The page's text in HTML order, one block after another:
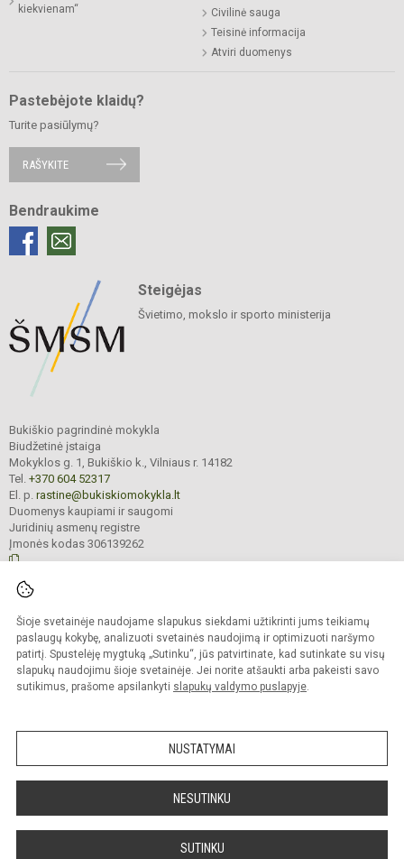
Šioje svetainėje naudojame slapukus siekdami užtikrinti jums teikiamų
paslaugų kokybę, analizuoti svetainės naudojimą ir optimizuoti naršymo
patirtį. Spustelėję mygtuką „Sutinku“, jūs patvirtinate, kad sutinkate su visų
slapukų naudojimu šioje svetainėje. Jei norite atšaukti arba pakeisti savo
sutikimus, prašome apsilankyti slapukų valdymo puslapyje.
NUSTATYMAI
NESUTINKU
SUTINKU
kiekvienam“
Civilinė sauga
Teisinė informacija
Atviri duomenys
Pastebėjote klaidų?
Turite pasiūlymų?
RAŠYKITE
Bendraukime
Steigėjas
Švietimo, mokslo ir sporto ministerija
Bukiškio pagrindinė mokykla
Biudžetinė įstaiga
Mokyklos g. 1, Bukiškio k., Vilniaus r. 14182
Tel. +370 604 52317
El. p. rastine@bukiskiomokykla.lt
Duomenys kaupiami ir saugomi
Juridinių asmenų registre
Įmonės kodas 306139262
Kopijuoti turinį be raštiško Bukiškio pagrindinės mokyklos administracijos
sutikimo griežtai draudžiama.
Prieinamumo paraiška Slapukų valdymas
Sumanus būdas atnaujinti